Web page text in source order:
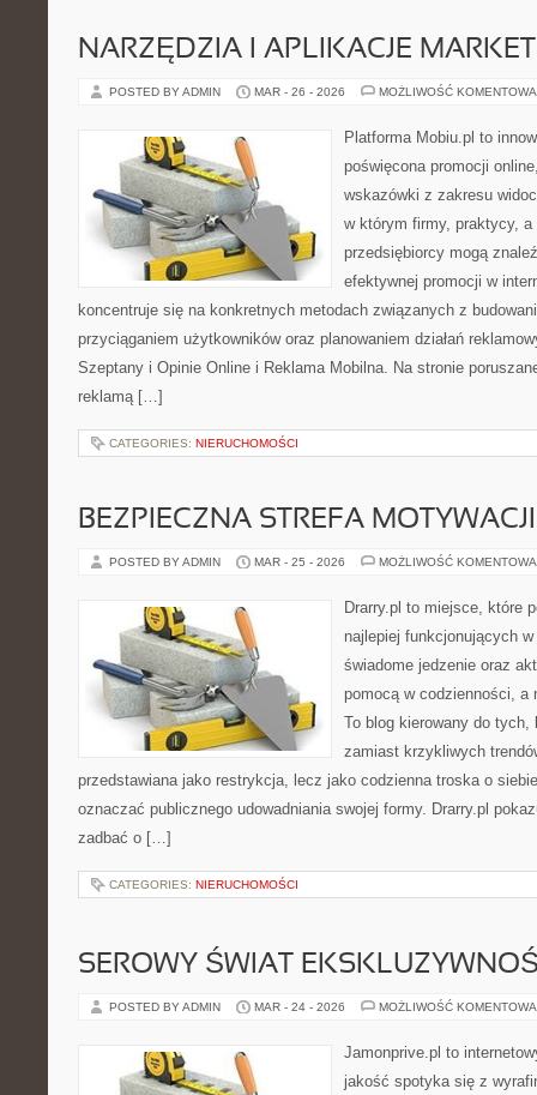
NARZĘDZIA I APLIKACJE
POSTED BY ADMIN MAR - 26 - 2026 MOŻLIWOŚĆ
Platforma Mobiu.pl to
poświęcona promocji
wskazówki z zakresu
w którym firmy, praktycy,
przedsiębiorcy mogą
efektywnej promocji w
koncentruje się na konkretnych metodach związanych z
przyciąganiem użytkowników oraz planowaniem działań
Szeptany i Opinie Online i Reklama Mobilna. Na stronie
reklamą […]
CATEGORIES: NIERUCHOMOŚCI
BEZPIECZNA STREFA MOTYWACJI
POSTED BY ADMIN MAR - 25 - 2026 MOŻLIWOŚĆ
Drarry.pl to miejsce, które
najlepiej funkcjonujących
świadome jedzenie oraz
pomocą w codzienności, a
To blog kierowany do
zamiast krzykliwych
przedstawiana jako restrykcja, lecz jako codzienna troska o
oznaczać publicznego udowadniania swojej formy. Drarry.pl
zadbać o […]
CATEGORIES: NIERUCHOMOŚCI
SEROWY ŚWIAT
POSTED BY ADMIN MAR - 24 - 2026 MOŻLIWOŚĆ
Jamonprive.pl to
jakość spotyka się z